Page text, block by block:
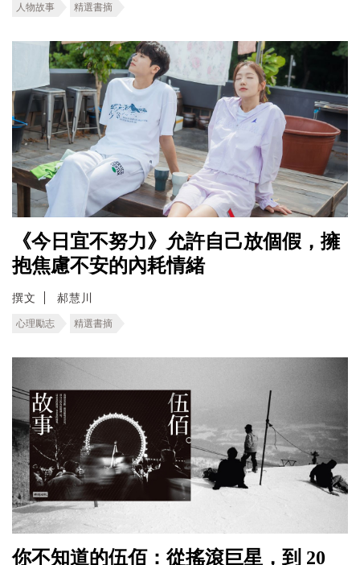
人物故事 精選書摘
《今日宜不努力》允許自己放個假，擁
抱焦慮不安的內耗情緒
撰文 郝慧川
心理勵志 精選書摘
你不知道的伍佰：從搖滾巨星，到 20